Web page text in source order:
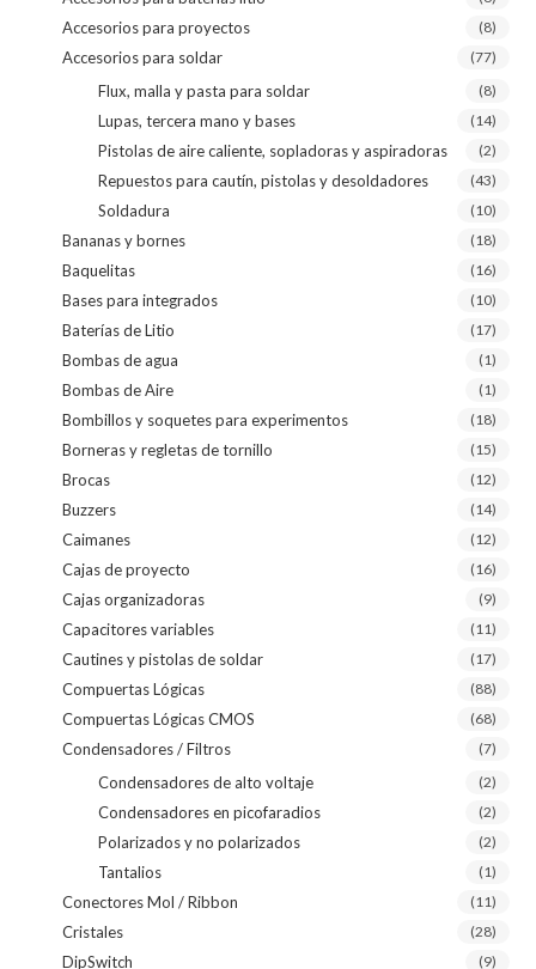
Accesorios para proyectos (8)
Accesorios para soldar (77)
Flux, malla y pasta para soldar (8)
Lupas, tercera mano y bases (14)
Pistolas de aire caliente, sopladoras y aspiradoras (2)
Repuestos para cautín, pistolas y desoldadores (43)
Soldadura (10)
Bananas y bornes (18)
Baquelitas (16)
Bases para integrados (10)
Baterías de Litio (17)
Bombas de agua (1)
Bombas de Aire (1)
Bombillos y soquetes para experimentos (18)
Borneras y regletas de tornillo (15)
Brocas (12)
Buzzers (14)
Caimanes (12)
Cajas de proyecto (16)
Cajas organizadoras (9)
Capacitores variables (11)
Cautines y pistolas de soldar (17)
Compuertas Lógicas (88)
Compuertas Lógicas CMOS (68)
Condensadores / Filtros (7)
Condensadores de alto voltaje (2)
Condensadores en picofaradios (2)
Polarizados y no polarizados (2)
Tantalios (1)
Conectores Mol / Ribbon (11)
Cristales (28)
DipSwitch (9)